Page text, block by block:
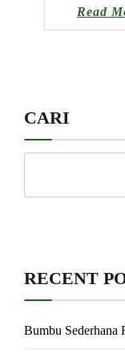
Read
CARI
RECENT
Bumbu Sederhana